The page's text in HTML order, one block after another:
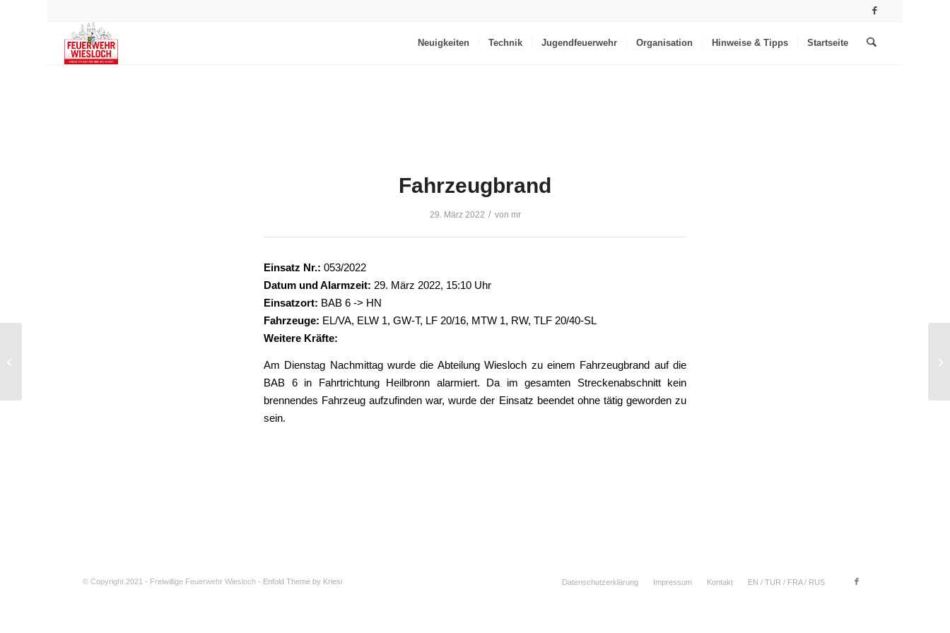
Neuigkeiten Technik Jugendfeuerwehr Organisation Hinweise & Tipps Startseite
Fahrzeugbrand
29. März 2022 / von mr
Einsatz Nr.: 053/2022
Datum und Alarmzeit: 29. März 2022, 15:10 Uhr
Einsatzort: BAB 6 -> HN
Fahrzeuge: EL/VA, ELW 1, GW-T, LF 20/16, MTW 1, RW, TLF 20/40-SL
Weitere Kräfte:
Am Dienstag Nachmittag wurde die Abteilung Wiesloch zu einem Fahrzeugbrand auf die
BAB 6 in Fahrtrichtung Heilbronn alarmiert. Da im gesamten Streckenabschnitt kein
brennendes Fahrzeug aufzufinden war, wurde der Einsatz beendet ohne tätig geworden zu
sein.
© Copyright 2021 - Freiwillige Feuerwehr Wiesloch - Enfold Theme by Kriesi Datenschutzerklärung Impressum Kontakt EN / TUR / FRA / RUS